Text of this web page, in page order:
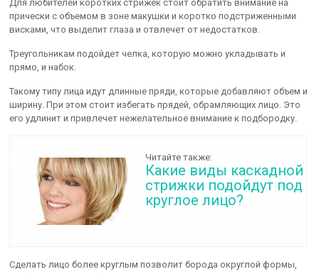
Для любителей коротких стрижек стоит обратить внимание на
прически с объемом в зоне макушки и коротко подстриженными
висками, что выделит глаза и отвлечет от недостатков.
Треугольникам подойдет челка, которую можно укладывать и
прямо, и набок.
Такому типу лица идут длинные пряди, которые добавляют объем и
ширину. При этом стоит избегать прядей, обрамляющих лицо. Это
его удлинит и привлечет нежелательное внимание к подбородку.
Читайте также:
Какие виды каскадной
стрижки подойдут под
круглое лицо?
Сделать лицо более круглым позволит борода округлой формы,